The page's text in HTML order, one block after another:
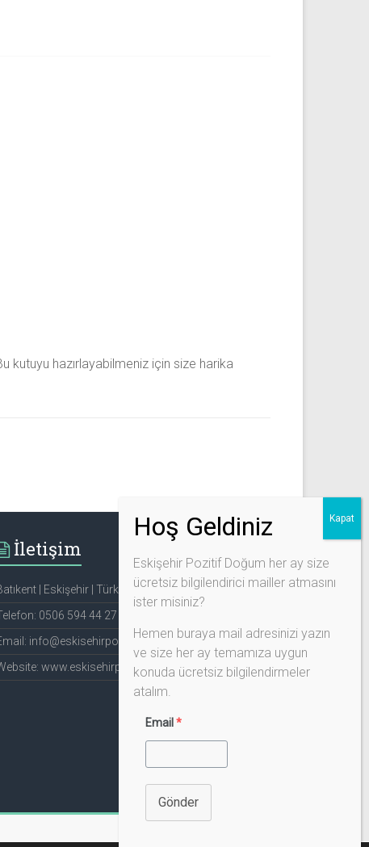
kutuyu hazırlayabilmeniz için size harika
İletişim
| Eskişehir | Türkiye
0506 594 44 27
info@eskisehirpozitifdogum.com
www.eskisehirpozitifdogum.com
Eskişehir Pozitif Doğum her ay size
ücretsiz bilgilendirici mailler atmasını
ister misiniz?
Hemen buraya mail adresinizi yazın
ve size her ay temamıza uygun
konuda ücretsiz bilgilendirmeler
atalım.
Email *
Gönder